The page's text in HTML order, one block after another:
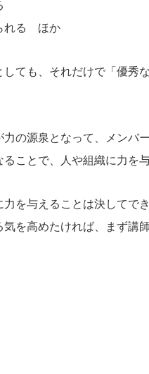
れる ほか
ても、それだけで「優秀
力の源泉となって、メン
ことで、人や組織に力を
を与えることは決してで
を高めたければ、まず講